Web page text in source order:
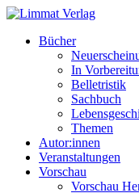
Bücher
In
Belletristik
Sachbuch
Themen
Autor:innen
Veranstaltungen
Vorschau
Vorschau